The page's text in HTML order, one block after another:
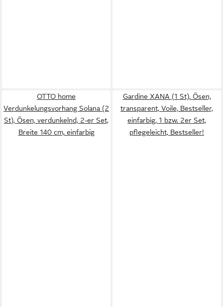
OTTO home
Verdunkelungsvorhang Solana (2
St), Ösen, verdunkelnd, 2-er Set,
Breite 140 cm, einfarbig
Gardine XANA (1 St), Ösen,
transparent, Voile, Bestseller,
einfarbig, 1 bzw. 2er Set,
pflegeleicht, Bestseller!